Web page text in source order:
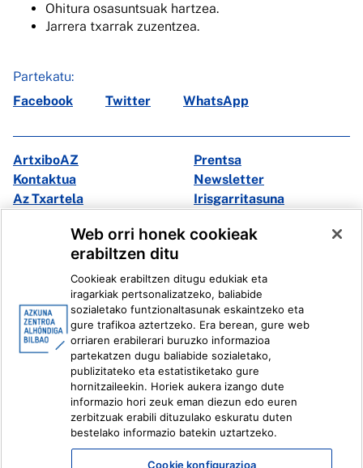
Ohitura osasuntsuak hartzea.
Jarrera txarrak zuzentzea.
Partekatu:
Facebook
Twitter WhatsApp
ArtxiboAZ
Prentsa
Kontaktua
Newsletter
Az Txartela
Irisgarritasuna
Instagram
Youtube
Linkedin
Ivoox
Lege informazioa Barneko Informazio Sistema
Web orri honek cookieak
erabiltzen ditu
Cookieak erabiltzen ditugu edukiak eta
iragarkiak pertsonalizatzeko, baliabide
sozialetako funtzionaltasunak eskaintzeko eta
gure trafikoa aztertzeko. Era berean, gure web
orriaren erabilerari buruzko informazioa
partekatzen dugu baliabide sozialetako,
publizitateko eta estatistiketako gure
hornitzaileekin. Horiek aukera izango dute
informazio hori zeuk eman diezun edo euren
zerbitzuak erabili dituzulako eskuratu duten
bestelako informazio batekin uztartzeko.
Cookie konfigurazioa